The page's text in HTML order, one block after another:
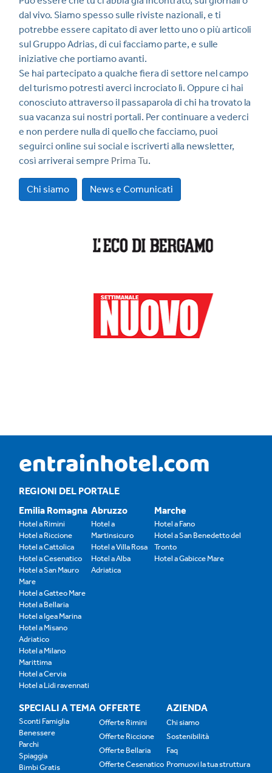
dal vivo. Siamo spesso sulle riviste nazionali, e ti
potrebbe essere capitato di aver letto uno o più articoli
sul Gruppo Adrias, di cui facciamo parte, e sulle
iniziative che portiamo avanti.
Se hai partecipato a qualche fiera di settore nel campo
del turismo potresti averci incrociato lì. Oppure ci hai
conosciuto attraverso il passaparola di chi ha trovato la
sua vacanza sui nostri portali. Per continuare a vederci
e non perdere nulla di quello che facciamo, puoi
seguirci online sui social e iscriverti alla newsletter,
così arriverai sempre Prima Tu.
Chi siamo News e Comunicati
REGIONI DEL PORTALE
Emilia Romagna
Hotel a Rimini
Hotel a Riccione
Hotel a Cattolica
Hotel a Cesenatico
Hotel a San Mauro
Mare
Hotel a Gatteo Mare
Hotel a Bellaria
Hotel a Igea Marina
Hotel a Misano
Adriatico
Hotel a Milano
Marittima
Hotel a Cervia
Hotel a Lidi ravennati
Abruzzo
Hotel a
Martinsicuro
Hotel a Villa Rosa
Hotel a Alba
Adriatica
Marche
Hotel a Fano
Hotel a San Benedetto del
Tronto
Hotel a Gabicce Mare
SPECIALI A TEMA
Sconti Famiglia
Benessere
Parchi
Spiaggia
Bimbi Gratis
OFFERTE
Offerte Rimini
Offerte Riccione
Offerte Bellaria
Offerte Cesenatico
AZIENDA
Chi siamo
Sostenibilità
Faq
Promuovi la tua struttura